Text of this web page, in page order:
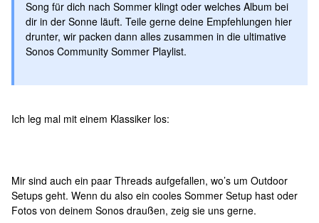
Song für dich nach Sommer klingt oder welches Album bei
dir in der Sonne läuft. Teile gerne deine Empfehlungen hier
drunter, wir packen dann alles zusammen in die ultimative
Sonos Community Sommer Playlist.
Ich leg mal mit einem Klassiker los:
Mir sind auch ein paar Threads aufgefallen, wo’s um Outdoor
Setups geht. Wenn du also ein cooles Sommer Setup hast oder
Fotos von deinem Sonos draußen, zeig sie uns gerne.